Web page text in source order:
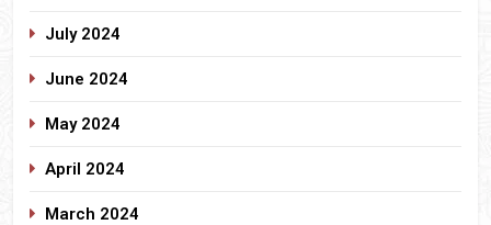
July 2024
June 2024
May 2024
April 2024
March 2024